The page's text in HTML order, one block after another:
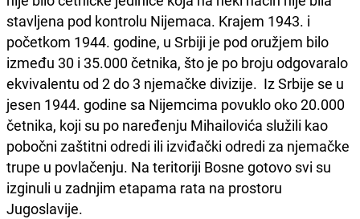
stavljena pod kontrolu Nijemaca. Krajem 1943. i
početkom 1944. godine, u Srbiji je pod oružjem bilo
između 30 i 35.000 četnika, što je po broju odgovaralo
ekvivalentu od 2 do 3 njemačke divizije. Iz Srbije se u
jesen 1944. godine sa Nijemcima povuklo oko 20.000
četnika, koji su po naređenju Mihailovića služili kao
pobočni zaštitni odredi ili izviđački odredi za njemačke
trupe u povlačenju. Na teritoriji Bosne gotovo svi su
izginuli u zadnjim etapama rata na prostoru
Jugoslavije.